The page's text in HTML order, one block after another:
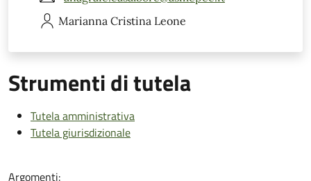
Marianna Cristina Leone
Strumenti di tutela
Tutela amministrativa
Tutela giurisdizionale
Argomenti: